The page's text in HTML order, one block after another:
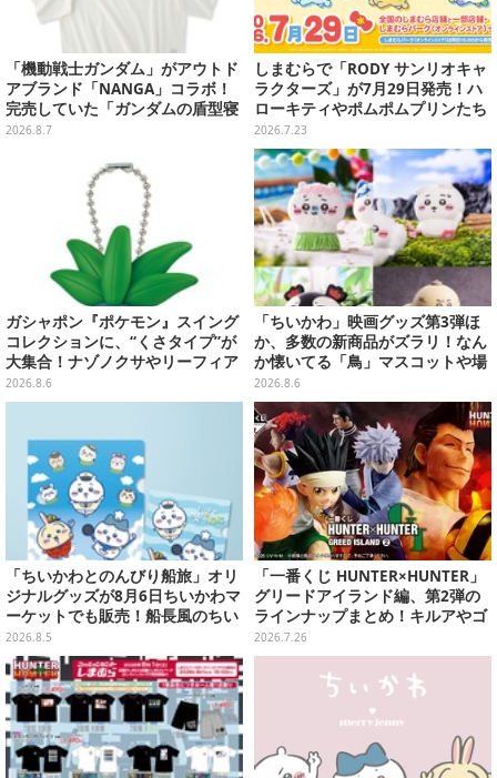
「機動戦士ガンダム」がアウトド
アブランド「NANGA」コラボ！
完売していた「ガンダムの盾型寝
袋」も2次受注開始
2026.8.7
しまむらで「RODY サンリオキャ
ラクターズ」が7月29日発売！ハ
ローキティやポムポムプリンたち
のシール帳、色が変わるタンブラ
ーなど雑貨を用意
2026.7.23
ガシャポン『ポケモン』スイング
コレクションに、“くさタイプ”が
大集合！ナゾノクサやリーフィア
など全5種が仲間入り
2026.8.6
「ちいかわ」映画グッズ第3弾ほ
か、多数の新商品がズラリ！なん
か懐いてる「鳥」マスコットや場
面写アイテムなど必見のラインナ
ップ
2026.8.6
「ちいかわとのんびり船旅」オリ
ジナルグッズが8月6日ちいかわマ
ーケットでも販売！船長風のちい
かわやセイレーンたちをデザイン
した4商品
2026.8.5
「一番くじ HUNTER×HUNTER」
グリードアイランド編、第2弾の
ラインナップまとめ！キルアやゴ
レイヌ、筋骨隆々ビスケなど6体
を堂々立体化
2026.7.26